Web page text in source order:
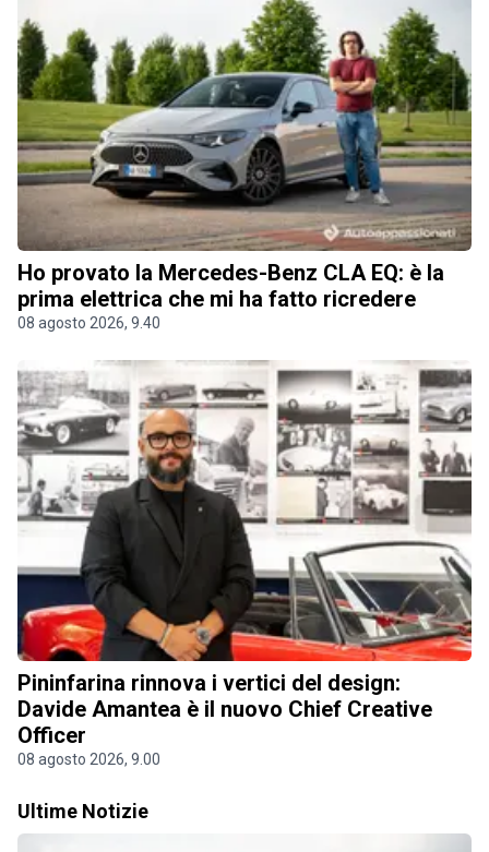
Ho provato la Mercedes-Benz CLA EQ: è la
prima elettrica che mi ha fatto ricredere
08 agosto 2026, 9.40
Pininfarina rinnova i vertici del design:
Davide Amantea è il nuovo Chief Creative
Officer
08 agosto 2026, 9.00
Ultime Notizie